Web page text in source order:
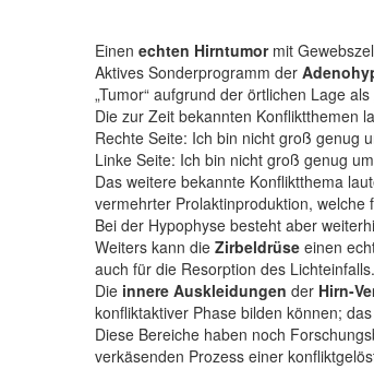
Einen echten Hirntumormit
Aktives Sonderprogramm der
„Tumor“ aufgrund der örtlichen Lage
Die zur Zeit bekannten Konfliktthemen
Rechte Seite: Ich bin nicht groß genug
Linke Seite: Ich bin nicht groß genug
Das weitere bekannte Konfliktthema
vermehrter Prolaktinproduktion,
Bei der Hypophyse besteht aber
Weiters kann die Zirbeldrüse einen
auch für die Resorption des
Die innere Auskleidungen der Hirn-
konfliktaktiver Phase bilden können;
Diese Bereiche haben noch
verkäsenden Prozess einer